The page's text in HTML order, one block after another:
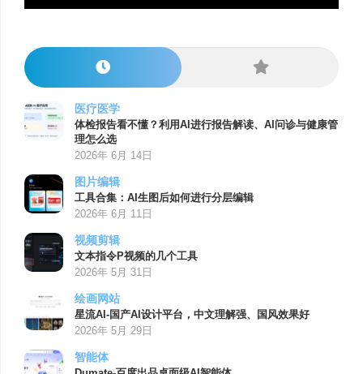
医疗医学
体检报告看不懂？利用AI进行报告解读、AI问诊与健康管
理怎么选
2026年 6月 14日
图片编辑
工具合集：AI生图后如何进行分层编辑
2026年 6月 11日
视频剪辑
文本指令P视频的几个工具
2026年 5月 31日
绘画网站
星流AI-国产AI设计平台，中文理解强、国风效果好
2026年 5月 29日
智能体